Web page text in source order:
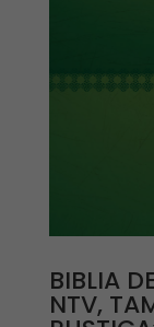
BIBLIA
NTV,